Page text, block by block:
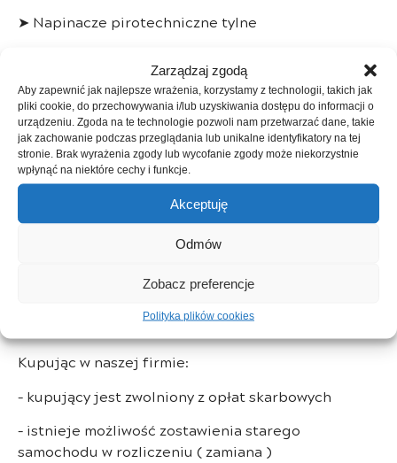
Zarządzaj zgodą
Aby zapewnić jak najlepsze wrażenia, korzystamy z technologii, takich jak
pliki cookie, do przechowywania i/lub uzyskiwania dostępu do informacji o
urządzeniu. Zgoda na te technologie pozwoli nam przetwarzać dane, takie
jak zachowanie podczas przeglądania lub unikalne identyfikatory na tej
stronie. Brak wyrażenia zgody lub wycofanie zgody może niekorzystnie
wpłynąć na niektóre cechy i funkcje.
Akceptuję
Odmów
Zobacz preferencje
Polityka plików cookies
➤ Napinacze pirotechniczne tylne
➤ Aluminiowe felgi 17″ tergan
➤ Osłony nadwozia
➤ Dach standardowy
➤ Zderzaki w kolorze nadwozia
➤ Antena shark
➤ Lusterka w kolorze szary megalith
Kupując w naszej firmie:
– kupujący jest zwolniony z opłat skarbowych
– istnieje możliwość zostawienia starego
samochodu w rozliczeniu ( zamiana )